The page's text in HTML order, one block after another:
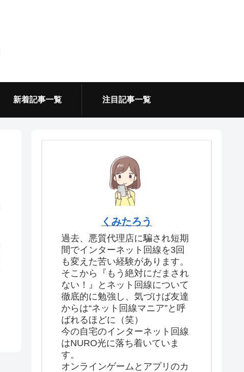
新着記事一覧 注目記事一覧
くみたろう
過去、悪質代理店に騙され短期
間でインターネット回線を3回
も変えた苦い経験があります。
そこから『もう絶対にだまされ
ない！』とネット回線について
徹底的に勉強し、気づけば友達
からは“ネット回線マニア”と呼
ばれるほどに（笑）
今の自宅のインターネット回線
はNURO光に落ち着いていま
す。
オンラインゲームとアプリのカ